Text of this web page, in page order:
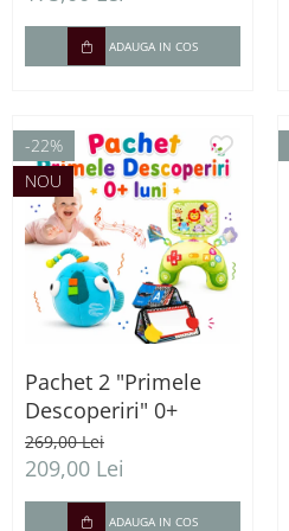
ADAUGA IN COS
-22%
NOU
Pachet 2 "Primele
Descoperiri" 0+
269,00 Lei
209,00 Lei
ADAUGA IN COS